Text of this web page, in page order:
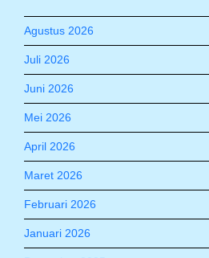
Agustus 2026
Juli 2026
Juni 2026
Mei 2026
April 2026
Maret 2026
Februari 2026
Januari 2026